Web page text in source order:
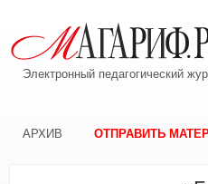
Электронный педагогический
АРХИВ ОТПРАВИТЬ